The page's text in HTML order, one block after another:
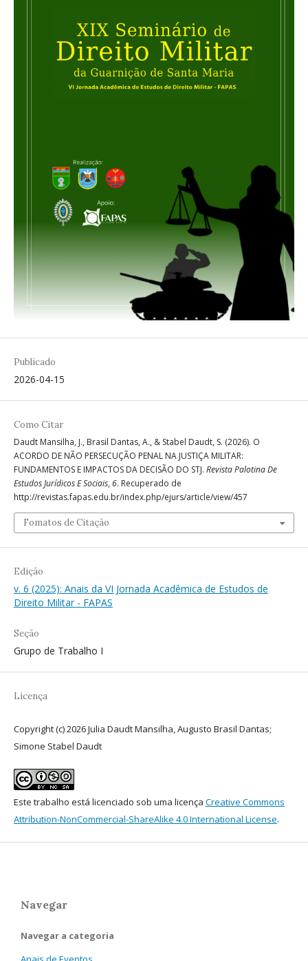
Publicado
2026-04-15
Como Citar
Daudt Mansilha, J., Brasil Dantas, A., & Stabel Daudt, S. (2026). O
ACORDO DE NÃO PERSECUÇÃO PENAL NA JUSTIÇA MILITAR:
FUNDAMENTOS E IMPACTOS DA DECISÃO DO STJ. Revista Palotina De
Estudos Jurídicos E Sociais, 6. Recuperado de
http://revistas.fapas.edu.br/index.php/ejurs/article/view/457
Fomatos de Citação
Edição
v. 6 (2025): Anais da VI Jornada Acadêmica de Estudos de
Direito Militar - FAPAS
Seção
Grupo de Trabalho I
Licença
Copyright (c) 2026 Julia Daudt Mansilha, Augusto Brasil Dantas;
Simone Stabel Daudt
Este trabalho está licenciado sob uma licença Creative Commons
Attribution-NonCommercial-ShareAlike 4.0 International License.
Navegar
Navegar a categoria